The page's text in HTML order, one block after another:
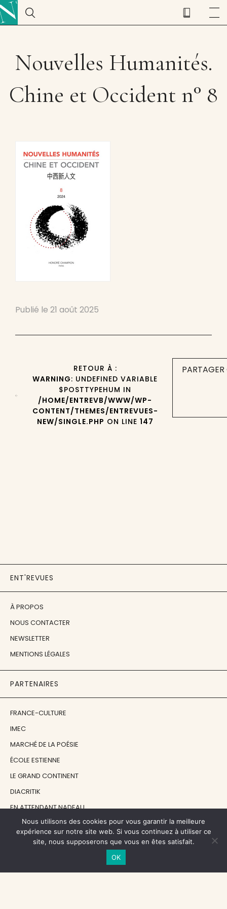
Nouvelles Humanités.
Chine et Occident n° 8
Publié le 21 août 2025
RETOUR À :
WARNING: UNDEFINED VARIABLE
$POSTTYPEHUM IN
/HOME/ENTREVB/WWW/WP-
CONTENT/THEMES/ENTREVUES-
NEW/SINGLE.PHP ON LINE 147
ENT'REVUES
À PROPOS
NOUS CONTACTER
NEWSLETTER
MENTIONS LÉGALES
PARTENAIRES
FRANCE-CULTURE
IMEC
MARCHÉ DE LA POÉSIE
ÉCOLE ESTIENNE
LE GRAND CONTINENT
DIACRITIK
EN ATTENDANT NADEAU
NOS SOUTIENS
Nous utilisons des cookies pour vous garantir la meilleure
expérience sur notre site web. Si vous continuez à utiliser ce
site, nous supposerons que vous en êtes satisfait.
OK